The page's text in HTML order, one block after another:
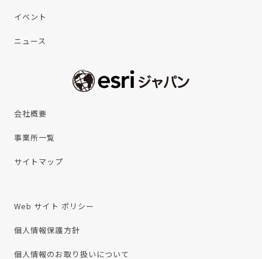
イベント
ニュース
会社概要
事業所一覧
サイトマップ
Web サイト ポリシー
個人情報保護方針
個人情報のお取り扱いについて